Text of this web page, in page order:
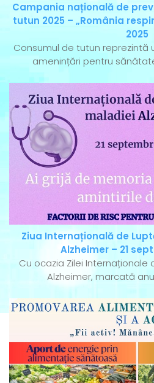
Campania națională de
tutun 2025 – „România
2025
Consumul de tutun reprezintă
amenințări pentru
Ziua Internațională de
Alzheimer – 21
Cu ocazia Zilei Internaționale
Alzheimer, marcată